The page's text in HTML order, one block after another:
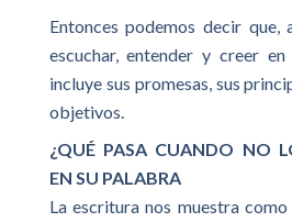
Entonces podemos decir que,
escuchar, entender y creer
incluye sus promesas, sus
objetivos.
¿QUÉ PASA CUANDO NO
EN SU PALABRA
La escritura nos muestra